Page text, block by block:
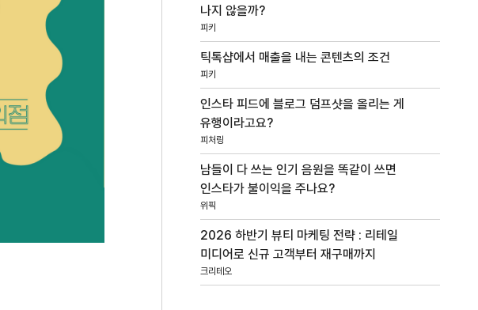
나지 않을까?
피키
틱톡샵에서 매출을 내는 콘텐츠의 조건
피키
인스타 피드에 블로그 덤프샷을 올리는 게
유행이라고요?
피처링
남들이 다 쓰는 인기 음원을 똑같이 쓰면
인스타가 불이익을 주나요?
위픽
2026 하반기 뷰티 마케팅 전략 : 리테일
미디어로 신규 고객부터 재구매까지
크리테오